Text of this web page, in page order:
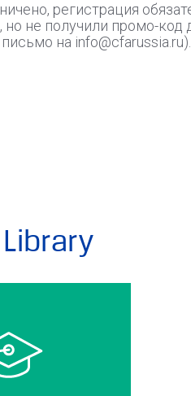
регистрация
не получили промо-код
на